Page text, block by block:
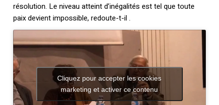
résolution. Le niveau atteint d’inégalités est tel que toute
paix devient impossible, redoute-t-il .
Cliquez pour accepter les cookies
marketing et activer ce contenu